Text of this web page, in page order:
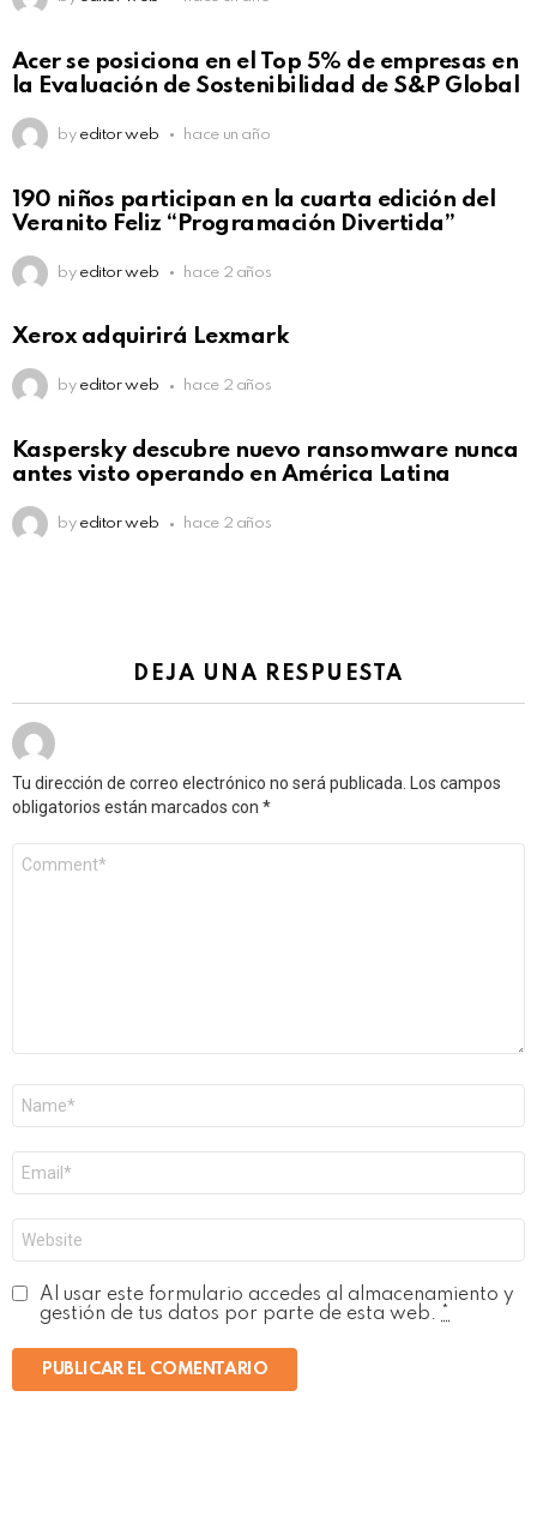
Acer se posiciona en el Top 5% de empresas en
la Evaluación de Sostenibilidad de S&P Global
by editor web hace un año
190 niños participan en la cuarta edición del
Veranito Feliz “Programación Divertida”
by editor web hace 2 años
Xerox adquirirá Lexmark
by editor web hace 2 años
Kaspersky descubre nuevo ransomware nunca
antes visto operando en América Latina
by editor web hace 2 años
DEJA UNA RESPUESTA
Tu dirección de correo electrónico no será publicada.
Los campos
obligatorios están marcados con *
electrónico
*
Al usar este formulario accedes al almacenamiento y
gestión de tus datos por parte de esta web.